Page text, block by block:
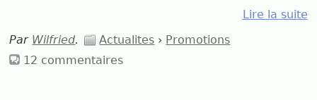
Lire la suite
Par Wilfried. Actualites › Promotions
12 commentaires